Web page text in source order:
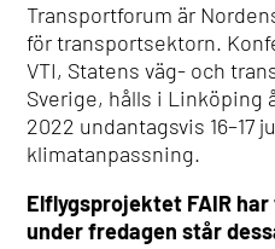
Transportforum är
för transportsektorn.
VTI, Statens väg- och
Sverige, hålls i Linköping
2022 undantagsvis 16–17
klimatanpassning.
Elflygsprojektet FAIR
under fredagen står